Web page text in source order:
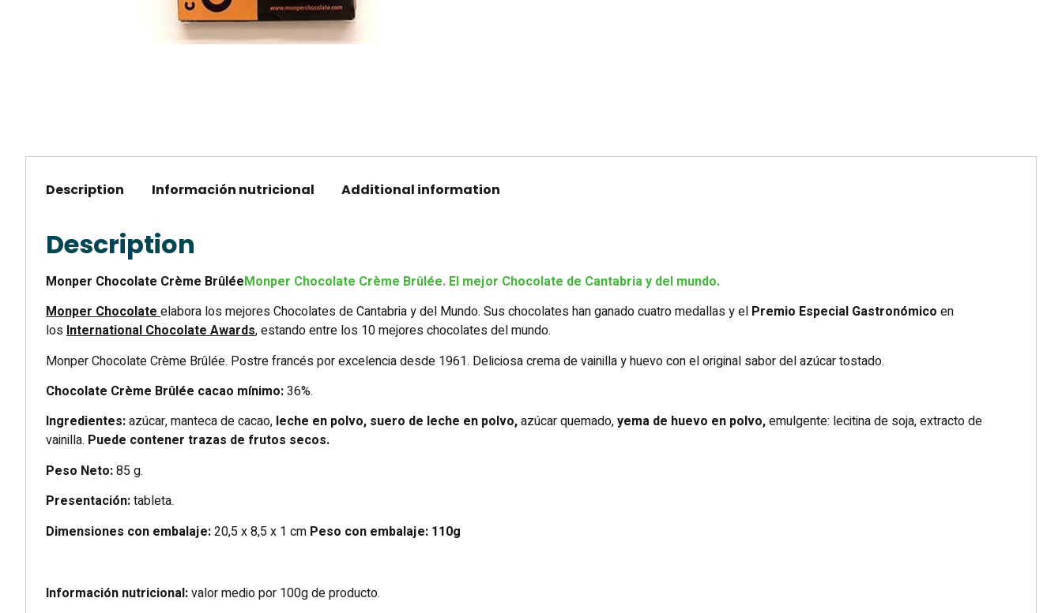
Description Información nutricional Additional information
Description
Monper Chocolate Crème BrûléeMonper Chocolate Crème Brûlée. El mejor Chocolate de Cantabria y del mundo.
Monper Chocolateelabora los mejores Chocolates de Cantabria y del Mundo. Sus chocolates han ganado cuatro medallas y el Premio Especial Gastronómico en
losInternational Chocolate Awards, estando entre los 10 mejores chocolates del mundo.
Monper Chocolate Crème Brûlée. Postre francés por excelencia desde 1961. Deliciosa crema de vainilla y huevo con el original sabor del azúcar tostado.
Chocolate Crème Brûlée cacao mínimo:36%.
Ingredientes:azúcar, manteca de cacao, leche en polvo, suero de leche en polvo,azúcar quemado,yema de huevo en polvo,emulgente: lecitina de soja, extracto de
vainilla. Puede contener trazas de frutos secos.
Peso Neto:85 g.
Presentación:tableta.
Dimensiones con embalaje:20,5 x 8,5 x 1 cm Peso con embalaje: 110g
Información nutricional:valor medio por 100g de producto.